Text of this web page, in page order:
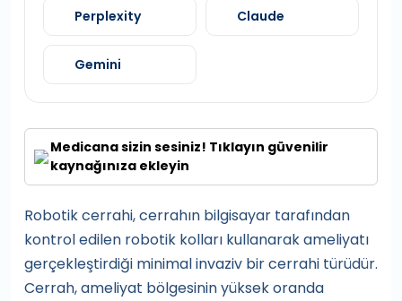
Perplexity Claude
Gemini
Medicana sizin sesiniz! Tıklayın güvenilir
kaynağınıza ekleyin
Robotik cerrahi, cerrahın bilgisayar tarafından
kontrol edilen robotik kolları kullanarak ameliyatı
gerçekleştirdiği minimal invaziv bir cerrahi türüdür.
Cerrah, ameliyat bölgesinin yüksek oranda